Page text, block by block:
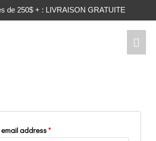
de 250$ + : LIVRAISON GRATUITE
address*